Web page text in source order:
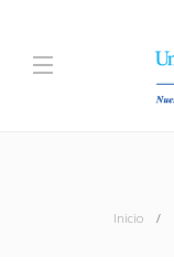
Inicio